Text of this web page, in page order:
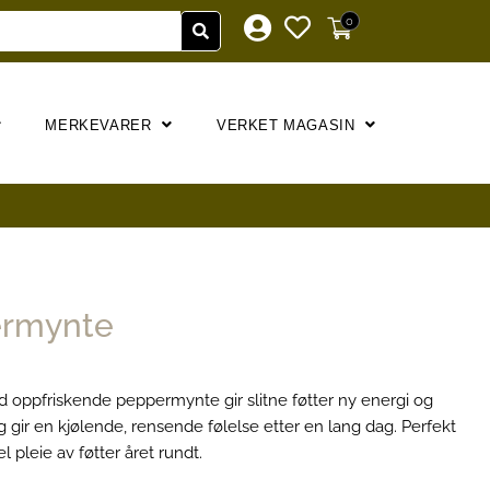
0
MERKEVARER VERKET MAGASIN
oppfriskende peppermynte gir slitne føtter ny energi og
en kjølende, rensende følelse etter en lang dag. Perfekt
pleie av føtter året rundt.